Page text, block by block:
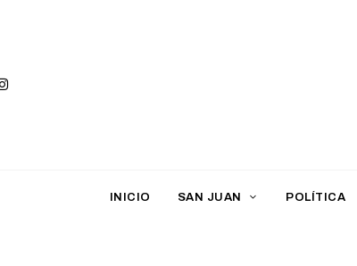
INICIO SAN JUAN POLÍTICA